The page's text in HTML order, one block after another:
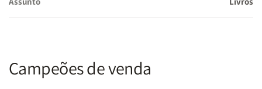
Campeões de venda